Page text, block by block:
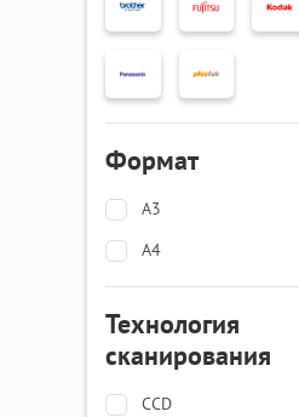
Формат
A3
A4
Технология
сканирования
CCD